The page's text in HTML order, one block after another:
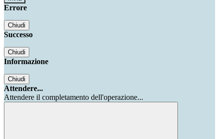
Errore
Chiudi
Successo
Chiudi
Informazione
Chiudi
Attendere...
Attendere il completamento dell'operazione...